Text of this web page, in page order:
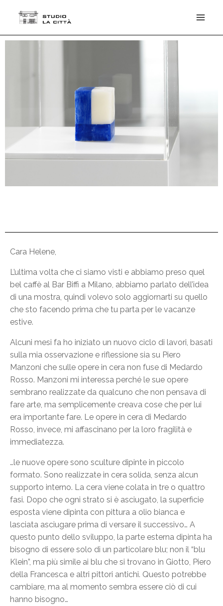
Cara Helene,
L’ultima volta che ci siamo visti e abbiamo preso quel
bel caffè al Bar Biffi a Milano, abbiamo parlato dell’idea
di una mostra, quindi volevo solo aggiornarti su quello
che sto facendo prima che tu parta per le vacanze
estive.
Alcuni mesi fa ho iniziato un nuovo ciclo di lavori, basati
sulla mia osservazione e riflessione sia su Piero
Manzoni che sulle opere in cera non fuse di Medardo
Rosso. Manzoni mi interessa perché le sue opere
sembrano realizzate da qualcuno che non pensava di
fare arte, ma semplicemente creava cose che per lui
era importante fare. Le opere in cera di Medardo
Rosso, invece, mi affascinano per la loro fragilità e
immediatezza.
…le nuove opere sono sculture dipinte in piccolo
formato. Sono realizzate in cera solida, senza alcun
supporto interno. La cera viene colata in tre o quattro
fasi. Dopo che ogni strato si è asciugato, la superficie
esposta viene dipinta con pittura a olio bianca e
lasciata asciugare prima di versare il successivo… A
questo punto dello sviluppo, la parte esterna dipinta ha
bisogno di essere solo di un particolare blu; non il “blu
Klein”, ma più simile ai blu che si trovano in Giotto, Piero
della Francesca e altri pittori antichi. Questo potrebbe
cambiare, ma al momento sembra essere ciò di cui
hanno bisogno…